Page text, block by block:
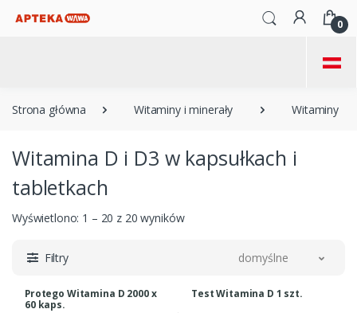
0
=
Strona główna Witaminy i minerały Witaminy
Witamina D i D3 w kapsułkach i
tabletkach
Wyświetlono: 1 – 20 z 20 wyników
Filtry domyślne
Protego Witamina D 2000 x
60 kaps.
Test Witamina D 1 szt.